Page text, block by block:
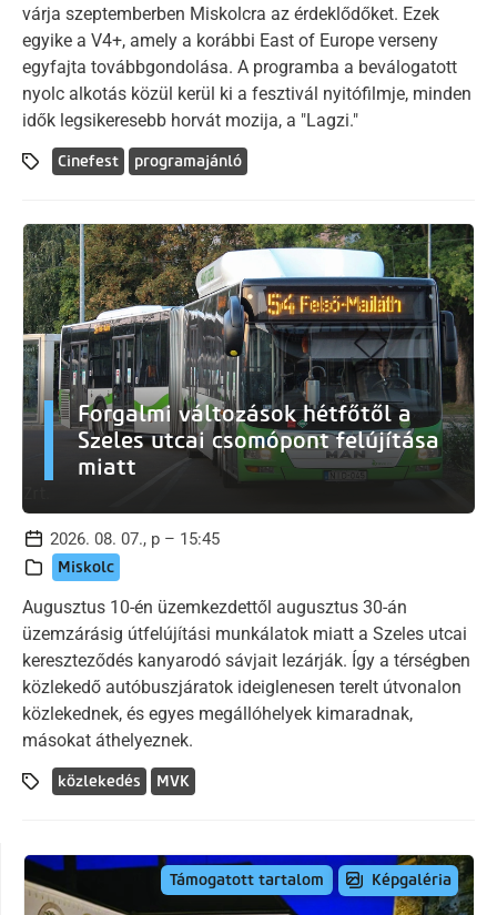
várja szeptemberben Miskolcra az érdeklődőket. Ezek
egyike a V4+, amely a korábbi East of Europe verseny
egyfajta továbbgondolása. A programba a beválogatott
nyolc alkotás közül kerül ki a fesztivál nyitófilmje, minden
idők legsikeresebb horvát mozija, a "Lagzi."
Cinefest programajánló
Forgalmi változások hétfőtől a
Szeles utcai csomópont felújítása
miatt
2026. 08. 07., p – 15:45
Miskolc
Augusztus 10-én üzemkezdettől augusztus 30-án
üzemzárásig útfelújítási munkálatok miatt a Szeles utcai
kereszteződés kanyarodó sávjait lezárják. Így a térségben
közlekedő autóbuszjáratok ideiglenesen terelt útvonalon
közlekednek, és egyes megállóhelyek kimaradnak,
másokat áthelyeznek.
közlekedés MVK
Támogatott tartalom Képgaléria